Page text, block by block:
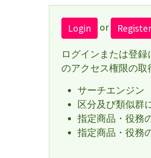
Login or Register
ログインまたは登録
のアクセス権限の取
サーチエンジン
区分及び類似群
指定商品・役務
指定商品・役務